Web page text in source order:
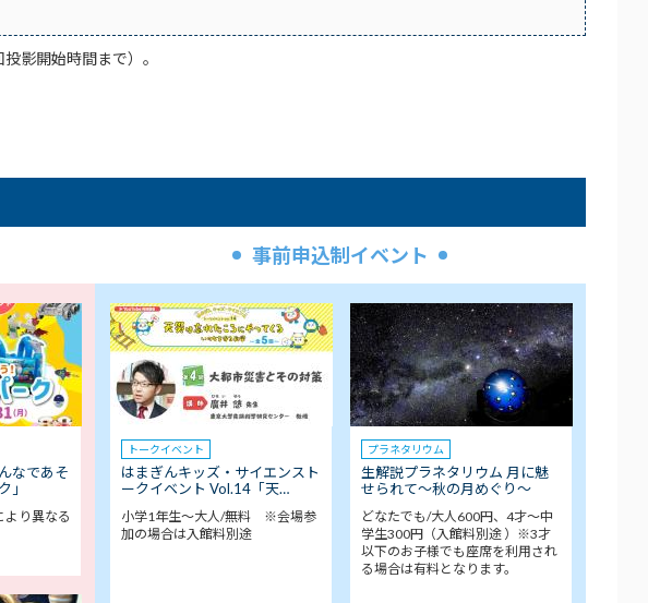
影開始時間まで）。
なであそ
」
より異なる
事前申込制イベント
トークイベント
はまぎんキッズ・サイエンスト
ークイベント Vol.14「天…
小学1年生～大人/無料 ※会場参
加の場合は入館料別途
プラネタリウム
生解説プラネタリウム 月に魅
せられて～秋の月めぐり～
どなたでも/大人600円、4才～中
学生300円（入館料別途 ）※3才
以下のお子様でも座席を利用され
る場合は有料となります。